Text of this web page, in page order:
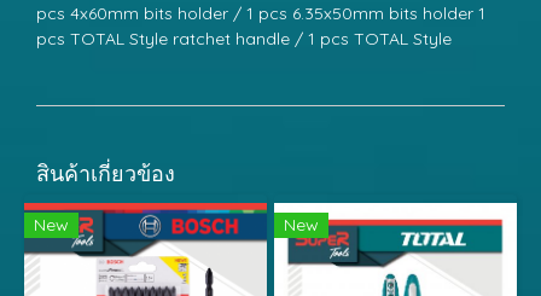
pcs 4x60mm bits holder / 1 pcs 6.35x50mm bits holder 1
pcs TOTAL Style ratchet handle / 1 pcs TOTAL Style
สินค้าเกี่ยวข้อง
New New